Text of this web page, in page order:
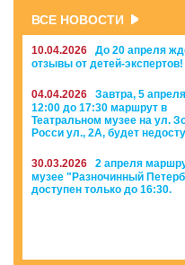
ВСЕ НОВОСТИ
10.04.2026
До 20 апреля
отзывы от детей-экспертов!
04.04.2026
Завтра, 5
12:00 до 17:30 маршрут в
Театральном музее на ул.
Росси ул., 2А, будет
30.03.2026
2 апреля
музее "Разночинный
доступен только до 16:30.